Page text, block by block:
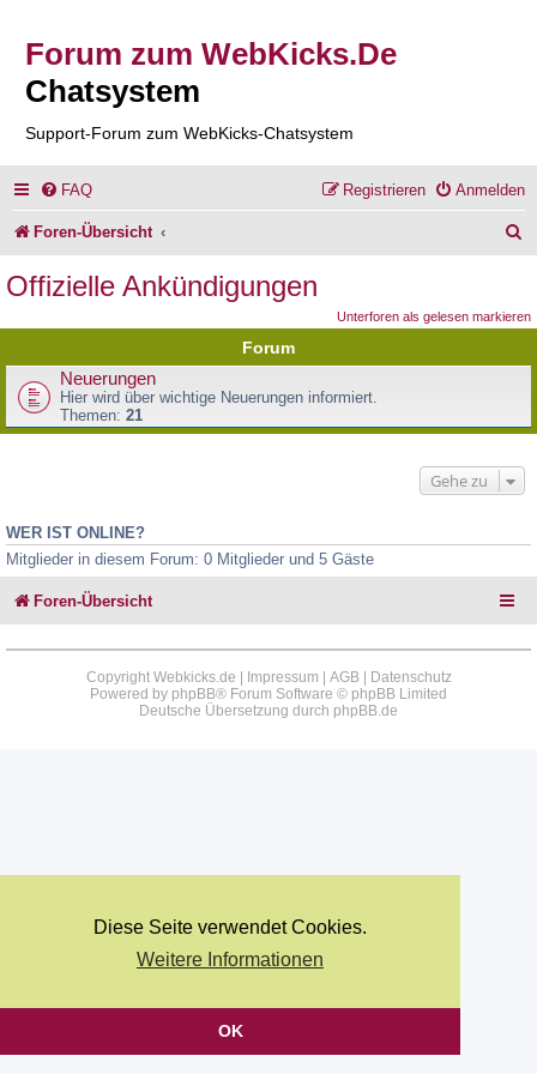
Diese Seite verwendet Cookies.
Weitere Informationen
OK
Forum zum WebKicks.De
Chatsystem
Support-Forum zum WebKicks-Chatsystem
FAQ Anmelden
Registrieren
Foren-Übersicht
e
Offizielle Ankündigungen
Unterforen als gelesen markieren
Forum
Neuerungen
Hier wird über wichtige Neuerungen informiert.
Themen: 21
Gehe zu
WER IST ONLINE?
Mitglieder in diesem Forum: 0 Mitglieder und 5 Gäste
Foren-Übersicht
Copyright Webkicks.de | Impressum AGB|
Datenschutz
Powered by phpBB® Forum Software © phpBB Limited
Deutsche Übersetzung durch phpBB.de